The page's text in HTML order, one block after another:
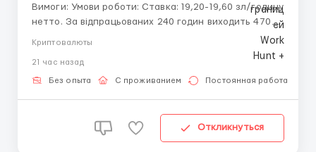
Вимоги: Умови роботи: Ставка: 19,20-19,60 зл/годину
нетто. За відпрацьованих 240 годин виходить 4700
зл/міс чистими. Студентам 24-24.5 зл/годину нетто.
За відпрацьованих 240 годин виходить 5880 зл/міс
чистими. Робота по 12 годин з пн-пт. На заводі є
їдальня. Є автомати зі смачним чаєм, к...
Криптовалюты
21 час назад
Без опыта С проживанием Постоянная работа
Откликнуться